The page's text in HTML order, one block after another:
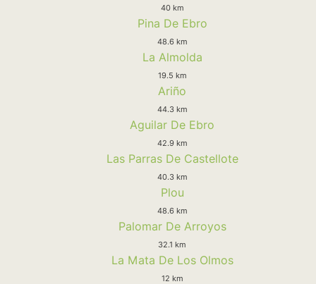
40 km
Pina De Ebro
48.6 km
La Almolda
19.5 km
Ariño
44.3 km
Aguilar De Ebro
42.9 km
Las Parras De Castellote
40.3 km
Plou
48.6 km
Palomar De Arroyos
32.1 km
La Mata De Los Olmos
12 km